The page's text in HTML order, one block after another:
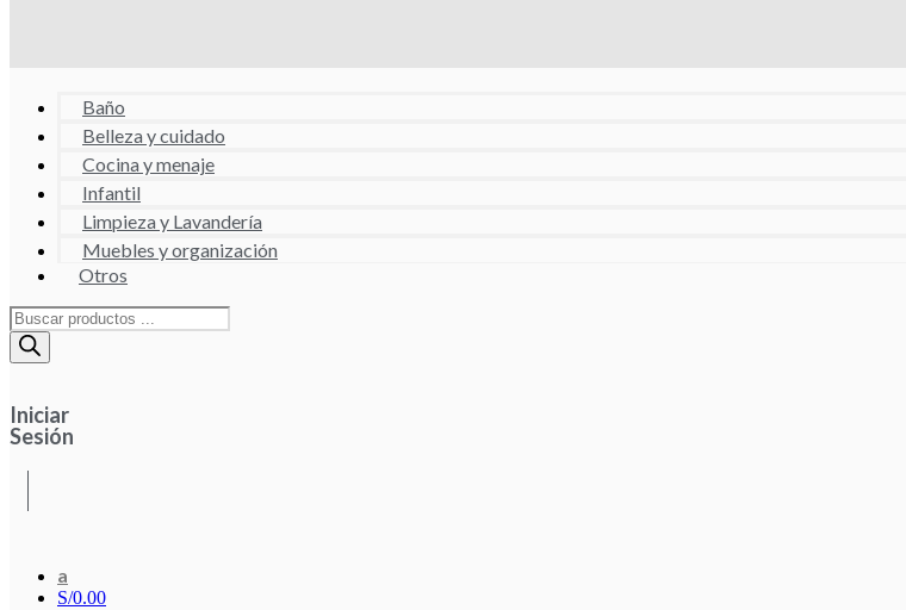
Baño
Belleza y cuidado
Cocina y menaje
Infantil
Limpieza y Lavandería
Muebles y organización
Otros
Búsqueda
de
productos
Iniciar
Sesión
a
S/0.00